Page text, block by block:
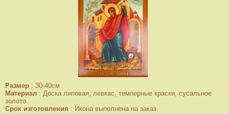
Размер : 30-40см
Материал : Доска липовая, левкас, темперные краски, сусальное
золото.
Срок изготовления : Икона выполнена на заказ.